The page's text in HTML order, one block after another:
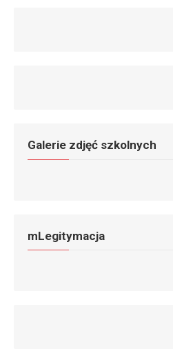
Galerie zdjęć szkolnych
mLegitymacja